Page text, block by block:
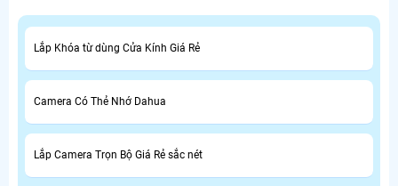
Lắp Khóa từ dùng Cửa Kính Giá Rẻ
Camera Có Thẻ Nhớ Dahua
Lắp Camera Trọn Bộ Giá Rẻ sắc nét